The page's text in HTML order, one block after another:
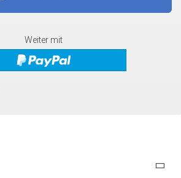
Weiter mit